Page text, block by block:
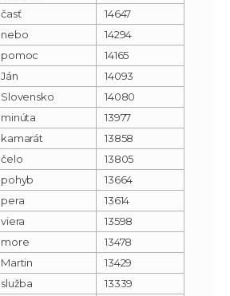
časť
14647
nebo
14294
pomoc
14165
Ján
14093
Slovensko
14080
minúta
13977
kamarát
13858
čelo
13805
pohyb
13664
pera
13614
viera
13598
more
13478
Martin
13429
služba
13339